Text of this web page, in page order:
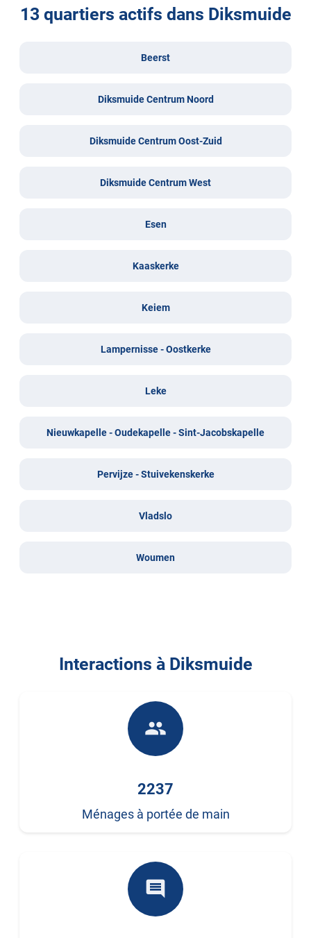
13 quartiers actifs dans Diksmuide
Beerst
Diksmuide Centrum Noord
Diksmuide Centrum Oost-Zuid
Diksmuide Centrum West
Esen
Kaaskerke
Keiem
Lampernisse - Oostkerke
Leke
Nieuwkapelle - Oudekapelle - Sint-Jacobskapelle
Pervijze - Stuivekenskerke
Vladslo
Woumen
Interactions à Diksmuide
people
2237
Ménages à portée de main
comment